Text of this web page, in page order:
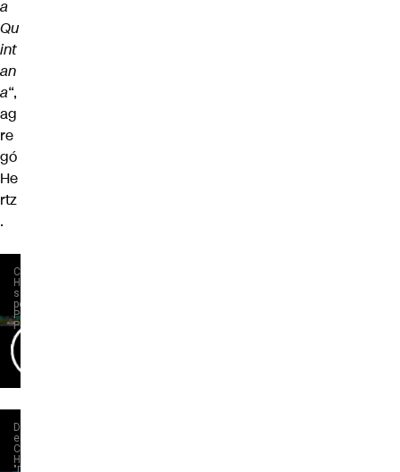
a
Qu
int
an
a“,
ag
re
gó
He
rtz
.